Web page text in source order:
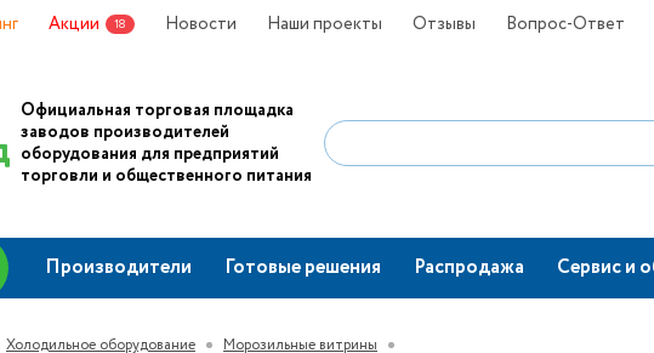
Акции 18 Новости Наши проекты Отзывы Вопрос-Ответ
Официальная торговая площадка
заводов производителей
оборудования для предприятий
торговли и общественного питания
Производители Готовые решения Распродажа Сервис и
Холодильное оборудование Морозильные витрины